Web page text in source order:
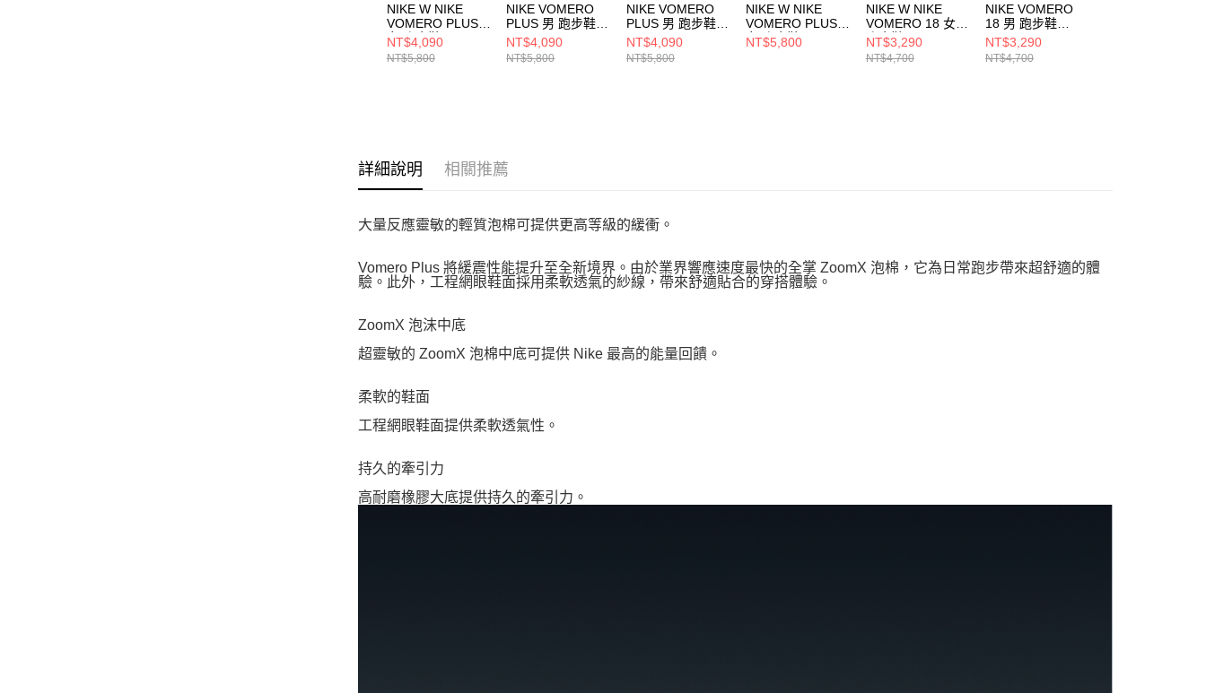
NIKE W NIKE
VOMERO PLUS
女 跑步鞋
HV8154801
NT$4,090
NT$5,800
NIKE VOMERO
PLUS 男 跑步鞋
HV8150002
NT$4,090
NT$5,800
NIKE VOMERO
PLUS 男 跑步鞋
HV8150300
NT$4,090
NT$5,800
NIKE W NIKE
VOMERO PLUS
女 跑步鞋
HV8154504
NT$5,800
NIKE W NIKE
VOMERO 18 女
跑步鞋
HM6804005
NT$3,290
NT$4,700
NIKE VOMERO
18 男 跑步鞋
HM6803007
NT$3,290
NT$4,700
詳細說明 相關推薦
大量反應靈敏的輕質泡棉可提供更高等級的緩衝。
Vomero Plus 將緩震性能提升至全新境界。由於業界響應速度最快的全掌 ZoomX 泡棉，它為日常跑步帶來超舒適的體
驗。此外，工程網眼鞋面採用柔軟透氣的紗線，帶來舒適貼合的穿搭體驗。
ZoomX 泡沫中底
超靈敏的 ZoomX 泡棉中底可提供 Nike 最高的能量回饋。
柔軟的鞋面
工程網眼鞋面提供柔軟透氣性。
持久的牽引力
高耐磨橡膠大底提供持久的牽引力。